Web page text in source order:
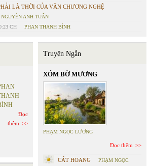
LÀ THỜI CỦA VĂN CHƯƠNG NGHỆ
ANH TUẤN
CH PHAN THANH BÌNH
Đọc
thêm
Truyện Ngắn
XÓM BỜ MƯƠNG
PHẠM NGỌC LƯƠNG
Đọc thêm
CÁT HOANG
PHẠM NGỌC